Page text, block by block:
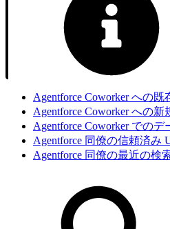
Agentforce Coworker への
Agentforce Coworker への
Agentforce Coworker での
Agentforce 同僚の信頼済み
Agentforce 同僚の最近の検